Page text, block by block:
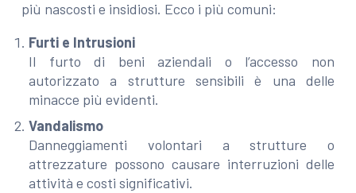
più nascosti e insidiosi. Ecco i più comuni:
Furti e Intrusioni
Il furto di beni aziendali o l’accesso non
autorizzato a strutture sensibili è una delle
minacce più evidenti.
Vandalismo
Danneggiamenti volontari a strutture o
attrezzature possono causare interruzioni delle
attività e costi significativi.